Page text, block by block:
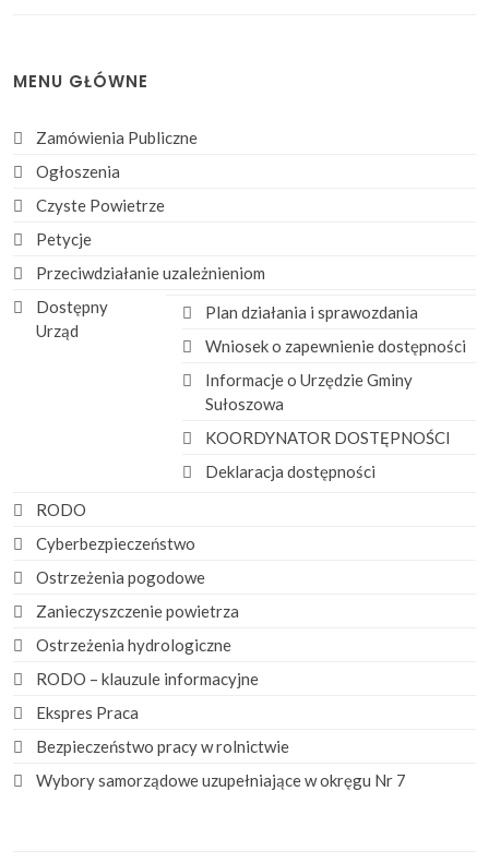
MENU GŁÓWNE
Zamówienia Publiczne
Ogłoszenia
Czyste Powietrze
Petycje
Przeciwdziałanie uzależnieniom
Dostępny
Urząd
Plan działania i sprawozdania
Wniosek o zapewnienie dostępności
Informacje o Urzędzie Gminy
Sułoszowa
KOORDYNATOR DOSTĘPNOŚCI
Deklaracja dostępności
RODO
Cyberbezpieczeństwo
Ostrzeżenia pogodowe
Zanieczyszczenie powietrza
Ostrzeżenia hydrologiczne
RODO – klauzule informacyjne
Ekspres Praca
Bezpieczeństwo pracy w rolnictwie
Wybory samorządowe uzupełniające w okręgu Nr 7